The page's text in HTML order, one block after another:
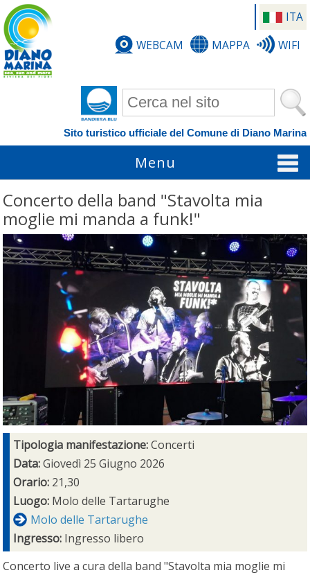
ITA
WEBCAM
MAPPA WIFI
Form di ricerca
Sito turistico ufficiale del Comune di Diano Marina
Menu
Concerto della band "Stavolta mia
moglie mi manda a funk!"
Tipologia manifestazione:Concerti
Data:Giovedì 25 Giugno 2026
Orario: 21,30
Luogo: Molo delle Tartarughe
Molo delle Tartarughe
Ingresso: Ingresso libero
Concerto live a cura della band "Stavolta mia moglie mi